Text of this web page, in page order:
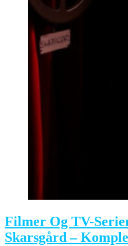
Filmer Og TV-
Skarsgård –